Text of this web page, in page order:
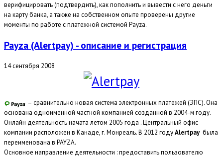
верифицировать (подтвердить), как пополнить и вывести с него деньги
на карту банка, а также на собственном опыте проверены другие
моменты по работе с платежной системой Payza.
Payza (Alertpay) - описание и регистрация
14 сентября 2008
– сравнительно новая система электронных платежей (ЭПС). Она
основана одноименной частной компанией созданной в 2004-м году.
Онлайн деятельность начата летом 2005 года . Центральный офис
компании расположен в Канаде, г. Монреаль. В 2012 годуAlertpayбыла
переименована в PAYZA.
Основное направление деятельности : предоставить пользователю